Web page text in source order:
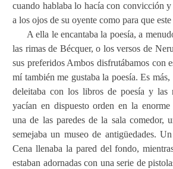
cuando hablaba lo hacía con convicción y
a los ojos de su oyente como para que
A ella le encantaba la poesía, a
las rimas de Bécquer, o los versos de
sus preferidos Ambos disfrutábamos con
mí también me gustaba la poesía. Es
deleitaba con los libros de poesía y las
yacían en dispuesto orden en la enorme
una de las paredes de la sala comedor,
semejaba un museo de antigüedades.
Cena llenaba la pared del fondo,
estaban adornadas con una serie de